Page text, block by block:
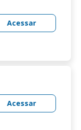
Acessar
Acessar